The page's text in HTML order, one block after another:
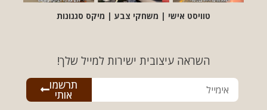
השראה עיצובית ישירות למייל שלך!
תרשמו
אותי
טוויסט אישי | משחקי צבע | מיקס סגנונות